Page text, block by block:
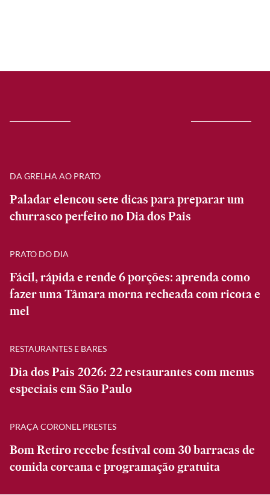
DA GRELHA AO PRATO
Paladar elencou sete dicas para preparar um
churrasco perfeito no Dia dos Pais
PRATO DO DIA
Fácil, rápida e rende 6 porções: aprenda como
fazer uma Tâmara morna recheada com ricota e
mel
RESTAURANTES E BARES
Dia dos Pais 2026: 22 restaurantes com menus
especiais em São Paulo
PRAÇA CORONEL PRESTES
Bom Retiro recebe festival com 30 barracas de
comida coreana e programação gratuita